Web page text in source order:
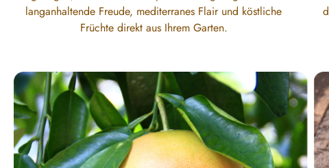
langanhaltende Freude, mediterranes Flair und köstliche
Früchte direkt aus Ihrem Garten.